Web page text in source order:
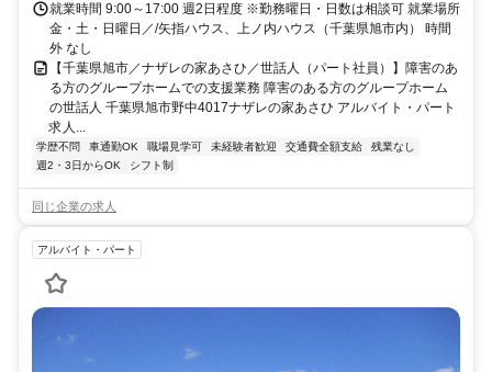
就業時間 9:00～17:00 週2日程度 ※勤務曜日・日数は相談可 就業場所
金・土・日曜日／/矢指ハウス、上ノ内ハウス（千葉県旭市内） 時間
外 なし
【千葉県旭市／ナザレの家あさひ／世話人（パート社員）】障害のあ
る方のグループホームでの支援業務 障害のある方のグループホーム
の世話人 千葉県旭市野中4017ナザレの家あさひ アルバイト・パート
求人...
学歴不問 車通勤OK 職場見学可 未経験者歓迎 交通費全額支給
残業なし
週2・3日からOK
シフト制
同じ企業の求人
アルバイト・パート